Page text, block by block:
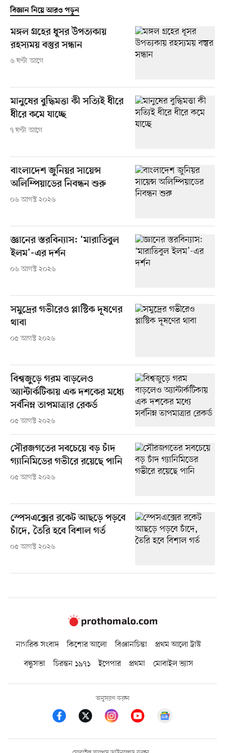
বিজ্ঞান নিয়ে আরও পড়ুন
মঙ্গল গ্রহের ধূসর উপত্যকায়
রহস্যময় বস্তুর সন্ধান
৬ ঘণ্টা আগে
মানুষের বুদ্ধিমত্তা কী সত্যিই ধীরে
ধীরে কমে যাচ্ছে
৭ ঘণ্টা আগে
বাংলাদেশ জুনিয়র সায়েন্স
অলিম্পিয়াডের নিবন্ধন শুরু
০৬ আগস্ট ২০২৬
জ্ঞানের স্তরবিন্যাস: ‘মারাতিবুল
ইলম’-এর দর্শন
০৬ আগস্ট ২০২৬
সমুদ্রের গভীরেও প্লাস্টিক দূষণের
থাবা
০৫ আগস্ট ২০২৬
বিশ্বজুড়ে গরম বাড়লেও
অ্যান্টার্কটিকায় এক দশকের মধ্যে
সর্বনিম্ন তাপমাত্রার রেকর্ড
০৫ আগস্ট ২০২৬
সৌরজগতের সবচেয়ে বড় চাঁদ
গ্যানিমিডের গভীরে রয়েছে পানি
০৫ আগস্ট ২০২৬
স্পেসএক্সের রকেট আছড়ে পড়বে
চাঁদে, তৈরি হবে বিশাল গর্ত
০৫ আগস্ট ২০২৬
নাগরিক সংবাদ কিশোর আলো বিজ্ঞানচিন্তা
প্রথম আলো ট্রাস্ট
বন্ধুসভা
চিরন্তন ১৯৭১ ইপেপার প্রথমা মোবাইল ভ্যাস
অনুসরণ করুন